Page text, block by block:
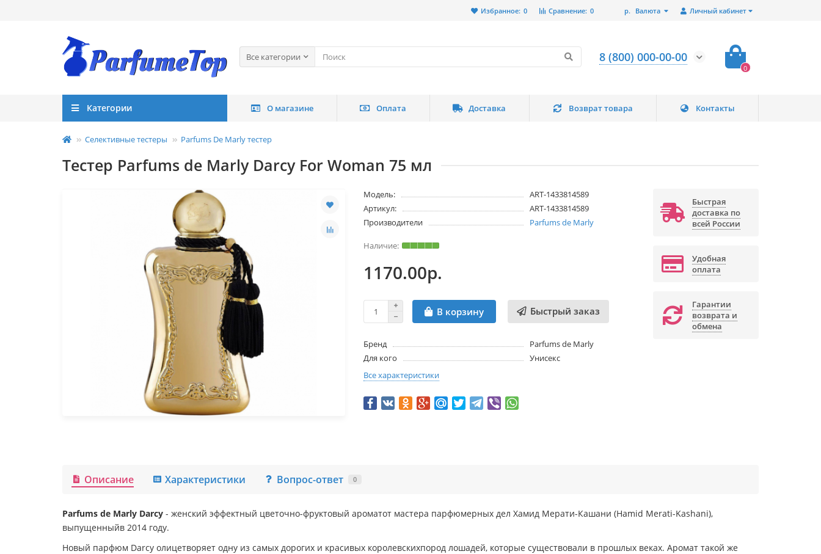
Личный кабинет
р. Валюта
Сравнение: 0
Избранное: 0
Все категории 8 (800) 000-00-00
0
Категории О магазине Оплата Доставка Возврат товара Контакты
Селективные тестеры Parfums De Marly тестер
Tестер Parfums de Marly Darcy For Woman 75 мл
Модель:
ART-1433814589
Артикул:
ART-1433814589
Производители
Parfums de Marly
1170.00р.
В корзину Быстрый заказ
Бренд
Parfums de Marly
Для кого
Унисекс
Все характеристики
Быстрая
доставка по
всей России
Удобная
оплата
Гарантии
возврата и
обмена
Описание Характеристики Вопрос-ответ 0
Parfums de Marly Darcy - женский эффектный цветочно-фруктовый ароматот мастера парфюмерных дел Хамид Мерати-Кашани (Hamid Merati-Kashani),
выпущенныйв 2014 году.
Новый парфюм Darcy олицетворяет одну из самых дорогих и красивых королевскихпород лошадей, которые существовали в прошлых веках. Аромат такой же